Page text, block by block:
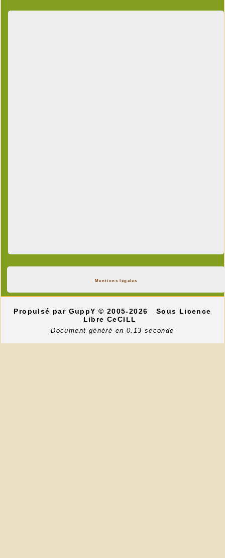
Mentions légales
Propulsé par GuppY© 2005-2026
Sous Licence
Libre CeCILL
Document généré en 0.13 seconde